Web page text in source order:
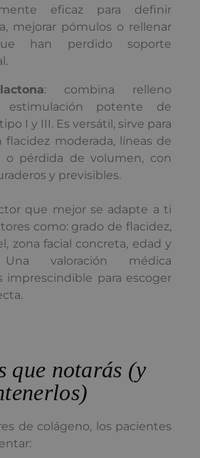
eficaz para definir
mejorar pómulos o rellenar
han perdido soporte
: combina relleno
potente de
I y III. Es versátil, sirve para
flacidez moderada, líneas de
o pérdida de volumen, con
y previsibles.
que mejor se adapte a ti
como: grado de flacidez,
zona facial concreta, edad y
Una valoración médica
imprescindible para escoger
que notarás (y
de colágeno, los pacientes